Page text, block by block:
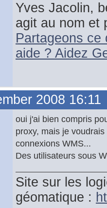
Yves Jacolin,
agit au nom et
Partageons ce
aide ? Aidez
2008 16:11
oui j'ai bien compris
proxy, mais je
connexions WMS...
Des utilisateurs sous
Site sur les
géomatique :